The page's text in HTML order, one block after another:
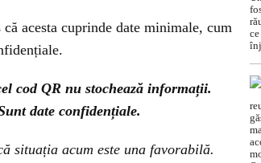
acesta cuprinde date minimale, cum
cod QR nu stochează informații.
date confidențiale.
situația acum este una favorabilă.